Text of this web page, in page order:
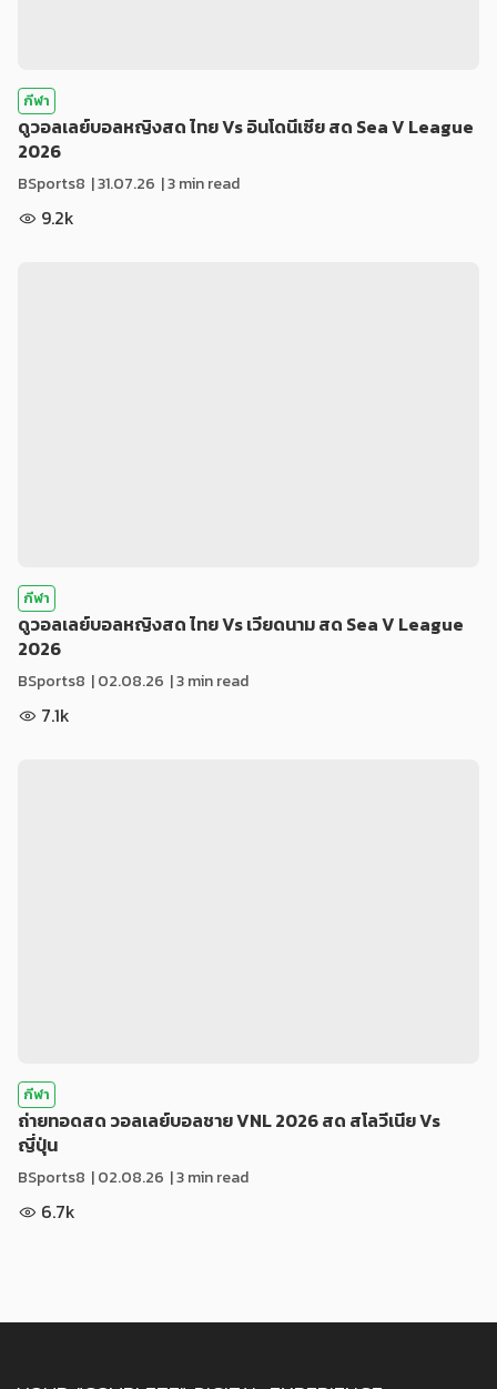
กีฬา
ดูวอลเลย์บอลหญิงสด ไทย Vs อินโดนีเซีย สด Sea V League
2026
BSports8 |31.07.26 | 3 min read
9.2k
กีฬา
ดูวอลเลย์บอลหญิงสด ไทย Vs เวียดนาม สด Sea V League
2026
BSports8 |02.08.26 | 3 min read
7.1k
กีฬา
ถ่ายทอดสด วอลเลย์บอลชาย VNL 2026 สด สโลวีเนีย Vs
ญี่ปุ่น
BSports8 |02.08.26 | 3 min read
6.7k